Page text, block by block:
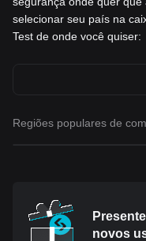
selecionar seu país na
Test de onde você quiser:
Regiões populares de
novos